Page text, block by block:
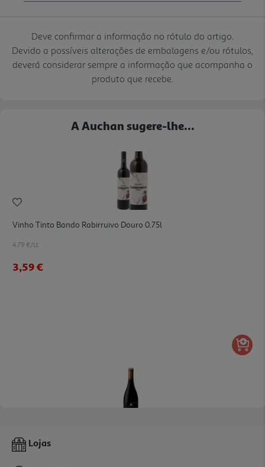
Deve confirmar a informação no rótulo do artigo.
Devido a possíveis alterações de embalagens e/ou rótulos,
deverá considerar sempre a informação que acompanha o
produto que recebe.
A Auchan sugere-lhe...
Vinho Tinto Bando Rabirruivo Douro 0.75l
4.79 €/Lt
3,59 €
Vinho Tinto Mont'alegre Vinhas Velhas Trás-Os-Montes 0.75l
Lojas